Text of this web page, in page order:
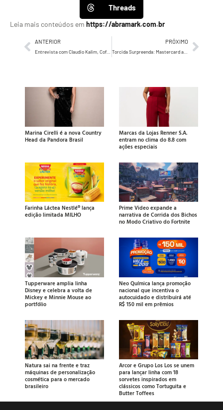
Threads
Leia mais conteúdos em https://abramark.com.br
ANTERIOR PRÓXIMO
Torcida Surpreenda: Mastercard anuncia novas experiências exclusivas para fãs de futebol
Marina Cirelli é a nova Country
Head da Pandora Brasil
Marcas da Lojas Renner S.A.
entram no clima do 8.8 com
ações especiais
Farinha Láctea Nestlé® lança
edição limitada MILHO
Prime Video expande a
narrativa de Corrida dos Bichos
no Modo Criativo do Fortnite
Tupperware amplia linha
Disney e celebra a volta de
Mickey e Minnie Mouse ao
portfólio
Neo Química lança promoção
nacional que incentiva o
autocuidado e distribuirá até
R$ 150 mil em prêmios
Natura sai na frente e traz
máquinas de personalização
cosmética para o mercado
brasileiro
Arcor e Grupo Los Los se unem
para lançar linha com 18
sorvetes inspirados em
clássicos como Tortuguita e
Butter Toffees